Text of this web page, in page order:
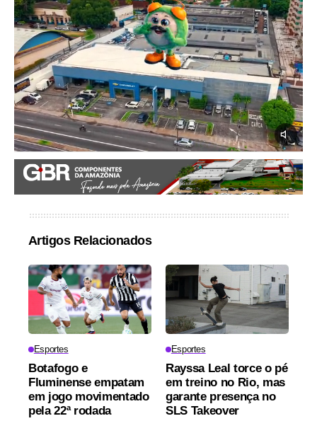
Artigos Relacionados
Esportes
Botafogo e
Fluminense empatam
em jogo movimentado
pela 22ª rodada
Esportes
Rayssa Leal torce o pé
em treino no Rio, mas
garante presença no
SLS Takeover